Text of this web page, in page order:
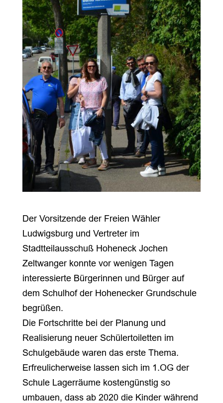
Der Vorsitzende der Freien Wähler
Ludwigsburg und Vertreter im
Stadtteilausschuß Hoheneck Jochen
Zeltwanger konnte vor wenigen Tagen
interessierte Bürgerinnen und Bürger auf
dem Schulhof der Hohenecker Grundschule
begrüßen.
Die Fortschritte bei der Planung und
Realisierung neuer Schülertoiletten im
Schulgebäude waren das erste Thema.
Erfreulicherweise lassen sich im 1.OG der
Schule Lagerräume kostengünstig so
umbauen, dass ab 2020 die Kinder während